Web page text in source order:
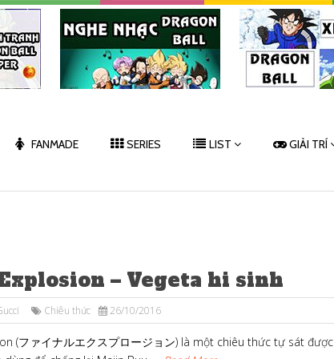
FANMADE SERIES LIST GIẢI TRÍ
– Vegeta hi sinh
Chiêu thức 26/10/2016
(ファイナルエクスプロージョン) là một chiêu thức tự sát được